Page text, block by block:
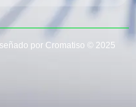
por Cromatiso © 2025